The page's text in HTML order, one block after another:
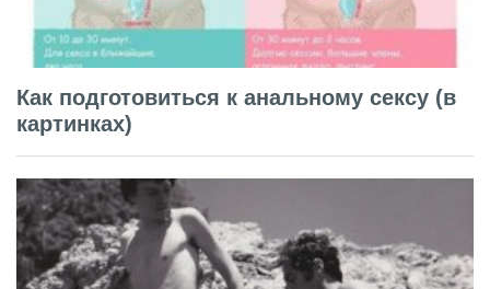
Как подготовиться к анальному сексу (в
картинках)